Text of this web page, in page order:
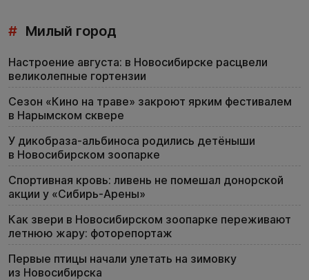
# Милый город
Настроение августа: в Новосибирске расцвели
великолепные гортензии
Сезон «Кино на траве» закроют ярким фестивалем
в Нарымском сквере
У дикобраза-альбиноса родились детёныши
в Новосибирском зоопарке
Спортивная кровь: ливень не помешал донорской
акции у «Сибирь-Арены»
Как звери в Новосибирском зоопарке переживают
летнюю жару: фоторепортаж
Первые птицы начали улетать на зимовку
из Новосибирска